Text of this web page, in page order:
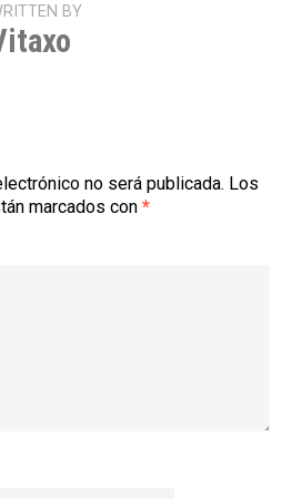
BY
no será publicada. Los
marcados con *